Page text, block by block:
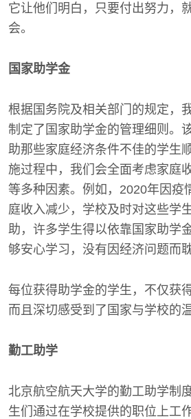
它让他们明白，只要付出努力，
会。
国家助学金
根据国务院及相关部门的规定，
制定了国家助学金的管理细则。
助那些家庭经济条件不佳的学生
施过程中，我们会全面考虑家庭
等多种因素。例如，2020年因疫
庭收入减少，学校及时对这些学
助，许多学生得以依靠国家助学
够安心学习，没有因经济问题而
每位获得助学金的学生，不仅获
而且深切感受到了国家与学校的
勤工助学
北京航空航天大学的勤工助学制
生们通过在学校提供的职位上工